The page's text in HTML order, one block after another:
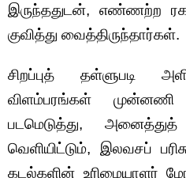
இருந்ததுடன், எண்ணற்ற
குவித்து வைத்திருந்தார்கள்.
சிறப்புத் தள்ளுபடி
விளம்பரங்கள் முன்னணி
படமெடுத்து, அனைத்துத்
வெளியிட்டும், இலவசப்
கடல்களின் உரிமையாளர்